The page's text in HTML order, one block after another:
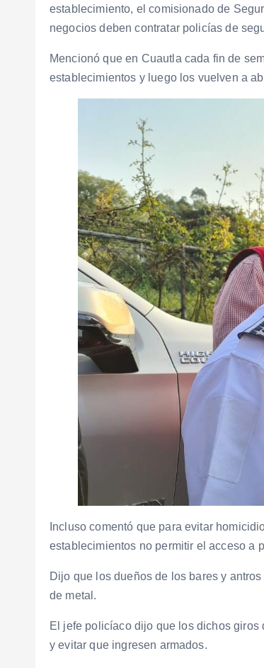
establecimiento, el comisionado de
negocios deben contratar policías de
Mencionó que en Cuautla cada fin de
establecimientos y luego los vuelven a
Incluso comentó que para evitar
establecimientos no permitir el acceso a
Dijo que los dueños de los bares y
de metal.
El jefe policíaco dijo que los dichos
y evitar que ingresen armados.